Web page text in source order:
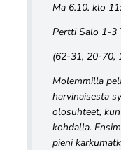
Ma 6.10. klo
Pertti Salo 1-3
(62-31, 20-70,
Molemmilla
harvinaisesta
olosuhteet,
kohdalla.
pieni